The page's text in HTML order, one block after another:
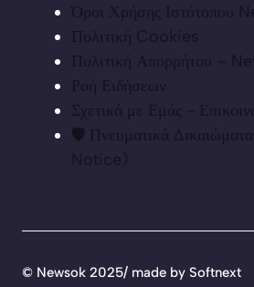
Όροι Χρήσης Ιστότοπου
Πολιτική Cookies
Πολιτική Απορρήτου –
Ροή Ειδήσεων
Σχετικά με Εμάς -
🛡️ Πνευματικά
Notice)
© Newsok 2025/ made by Softnext